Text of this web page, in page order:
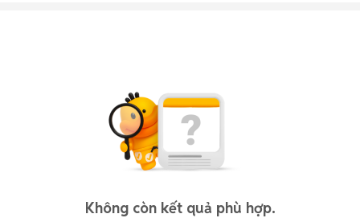
Không còn kết quả phù hợp.